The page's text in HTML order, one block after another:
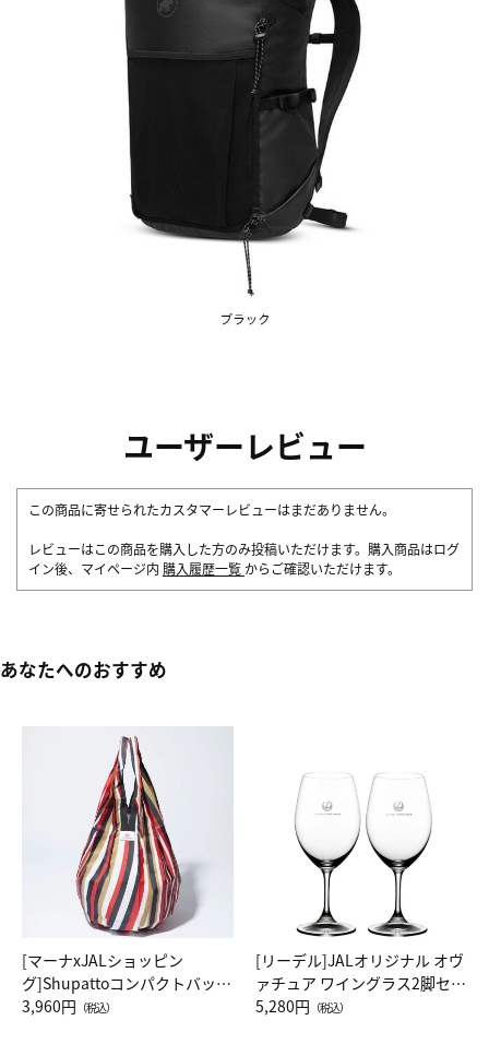
ユーザーレビュー
この商品に寄せられたカスタマーレビューはまだありません。
レビューはこの商品を購入した方のみ投稿いただけます。購入商品はログ
イン後、マイページ内 購入履歴一覧 からご確認いただけます。
あなたへのおすすめ
[マーナxJALショッピン
グ]Shupattoコンパクトバッグ
Drop JAL客室乗務員（LC）ス
3,960円 （税込）
[リーデル]JALオリジナル オヴ
ァチュア ワイングラス2脚セッ
ト（レッドワイン）
5,280円 （税込）